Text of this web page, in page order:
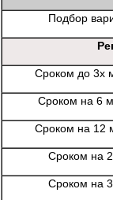
Подбор
Сроком до 3х
Сроком на 6
Сроком на 12
Сроком на 2
Сроком на 3